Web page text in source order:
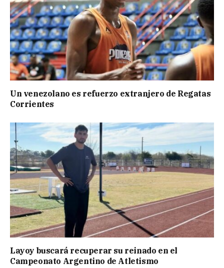
Un venezolano es refuerzo extranjero de Regatas
Corrientes
Layoy buscará recuperar su reinado en el
Campeonato Argentino de Atletismo